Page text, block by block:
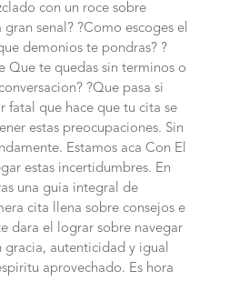
con un roce sobre
gran senal? ?Como escoges el
demonios te pondras? ?
Que te quedas sin terminos o
?Que pasa si
fatal que hace que tu cita se
estas preocupaciones. Sin
Estamos aca Con El
estas incertidumbres. En
una guia integral de
cita llena sobre consejos e
dara el lograr sobre navegar
autenticidad y igual
aprovechado. Es hora